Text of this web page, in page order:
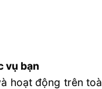
vụ bạn
hoạt động trên